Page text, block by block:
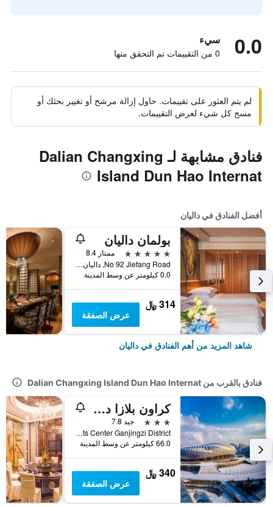
0.0 سيء
0 من التقييمات تم التحقق منها
لم يتم العثور على تقييمات. حاول إزالة مرشح أو تغيير بحثك أو
مسح كل شيء لعرض التقييمات.
فنادق مشابهة لـ Dalian Changxing
Island Dun Hao Internat
أفضل الفنادق في داليان
بولمان داليان
5 نجوم
ممتاز 8.4
No 92 Jiefang Road, داليان, الصين
0.0 كيلومتر عن وسط المدينة
314 ﷼
عرض الصفقة
شاهد المزيد من أهم الفنادق في داليان
فنادق بالقرب من Dalian Changxing Island Dun Hao Internat
كراون بلازا داليان سبورتس سنتر بي آيتش جي
3 نجوم
جيد 7.8
No.26 Sports Center Ganjingzi District, داليان, الصين
66.0 كيلومتر عن وسط المدينة
340 ﷼
عرض الصفقة